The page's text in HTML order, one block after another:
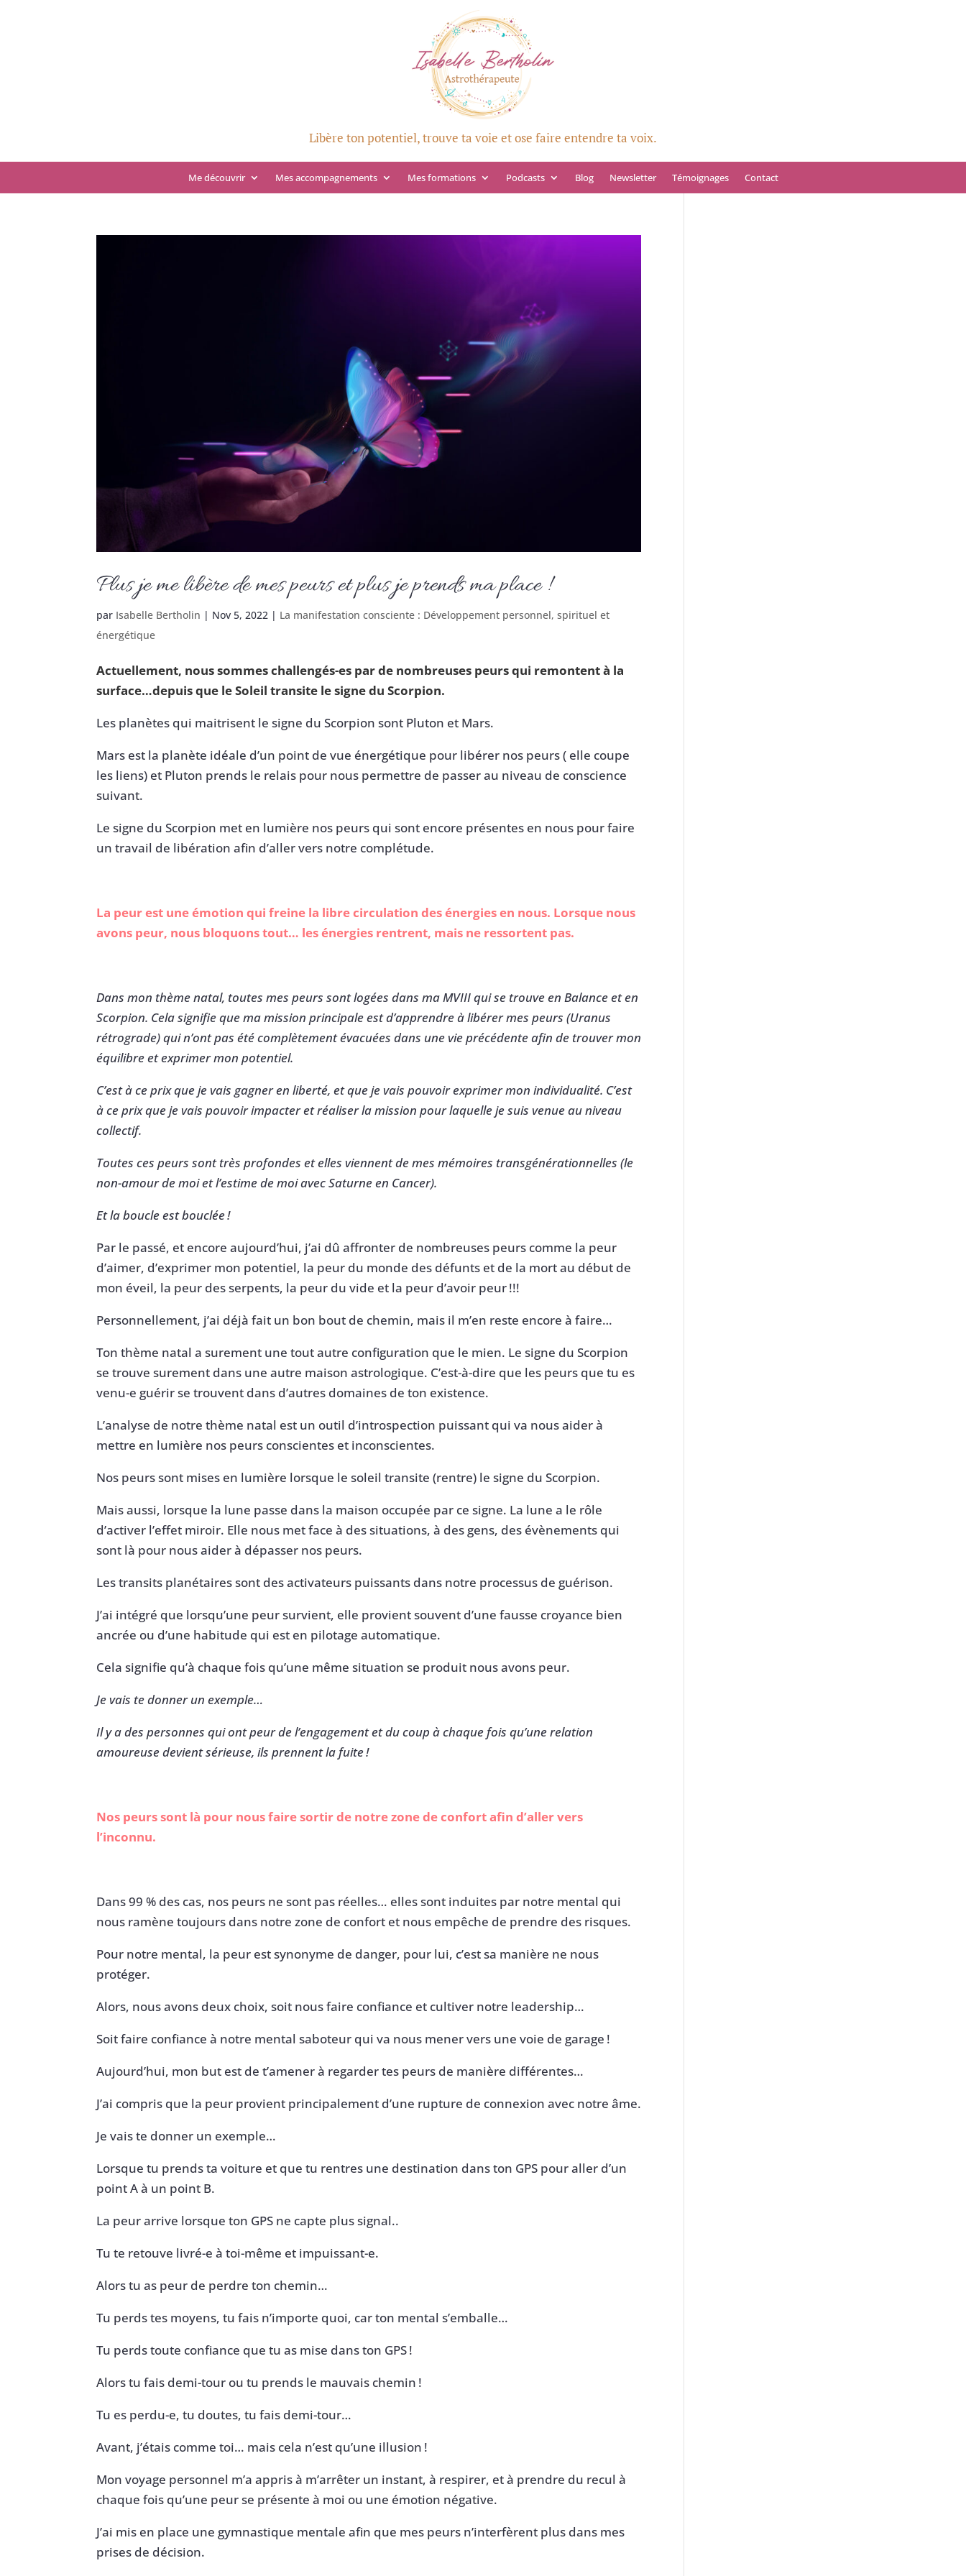
Libère ton potentiel, trouve ta voie et ose faire entendre ta voix.
Me découvrir Mes accompagnements Mes formations Podcasts Blog Newsletter Témoignages Contact
Plus je me libère de mes peurs et plus je prends ma place !
par Isabelle Bertholin | Nov 5, 2022 | La manifestation consciente : Développement personnel, spirituel et
énergétique
Actuellement, nous sommes challengés-es par de nombreuses peurs qui remontent à la
surface…depuis que le Soleil transite le signe du Scorpion.
Les planètes qui maitrisent le signe du Scorpion sont Pluton et Mars.
Mars est la planète idéale d’un point de vue énergétique pour libérer nos peurs ( elle coupe
les liens) et Pluton prends le relais pour nous permettre de passer au niveau de conscience
suivant.
Le signe du Scorpion met en lumière nos peurs qui sont encore présentes en nous pour faire
un travail de libération afin d’aller vers notre complétude.
La peur est une émotion qui freine la libre circulation des énergies en nous. Lorsque nous
avons peur, nous bloquons tout… les énergies rentrent, mais ne ressortent pas.
Dans mon thème natal, toutes mes peurs sont logées dans ma MVIII qui se trouve en Balance et en
Scorpion. Cela signifie que ma mission principale est d’apprendre à libérer mes peurs (Uranus
rétrograde) qui n’ont pas été complètement évacuées dans une vie précédente afin de trouver mon
équilibre et exprimer mon potentiel.
C’est à ce prix que je vais gagner en liberté, et que je vais pouvoir exprimer mon individualité. C’est
à ce prix que je vais pouvoir impacter et réaliser la mission pour laquelle je suis venue au niveau
collectif.
Toutes ces peurs sont très profondes et elles viennent de mes mémoires transgénérationnelles (le
non-amour de moi et l’estime de moi avec Saturne en Cancer).
Et la boucle est bouclée !
Par le passé, et encore aujourd’hui, j’ai dû affronter de nombreuses peurs comme la peur
d’aimer, d’exprimer mon potentiel, la peur du monde des défunts et de la mort au début de
mon éveil, la peur des serpents, la peur du vide et la peur d’avoir peur !!!
Personnellement, j’ai déjà fait un bon bout de chemin, mais il m’en reste encore à faire…
Ton thème natal a surement une tout autre configuration que le mien. Le signe du Scorpion
se trouve surement dans une autre maison astrologique. C’est-à-dire que les peurs que tu es
venu-e guérir se trouvent dans d’autres domaines de ton existence.
L’analyse de notre thème natal est un outil d’introspection puissant qui va nous aider à
mettre en lumière nos peurs conscientes et inconscientes.
Nos peurs sont mises en lumière lorsque le soleil transite (rentre) le signe du Scorpion.
Mais aussi, lorsque la lune passe dans la maison occupée par ce signe. La lune a le rôle
d’activer l’effet miroir. Elle nous met face à des situations, à des gens, des évènements qui
sont là pour nous aider à dépasser nos peurs.
Les transits planétaires sont des activateurs puissants dans notre processus de guérison.
J’ai intégré que lorsqu’une peur survient, elle provient souvent d’une fausse croyance bien
ancrée ou d’une habitude qui est en pilotage automatique.
Cela signifie qu’à chaque fois qu’une même situation se produit nous avons peur.
Je vais te donner un exemple…
Il y a des personnes qui ont peur de l’engagement et du coup à chaque fois qu’une relation
amoureuse devient sérieuse, ils prennent la fuite!
Nos peurs sont là pour nous faire sortir de notre zone de confort afin d’aller vers
l’inconnu.
Dans 99 % des cas, nos peurs ne sont pas réelles… elles sont induites par notre mental qui
nous ramène toujours dans notre zone de confort et nous empêche de prendre des risques.
Pour notre mental, la peur est synonyme de danger, pour lui, c’est sa manière ne nous
protéger.
Alors, nous avons deux choix, soit nous faire confiance et cultiver notre leadership…
Soit faire confiance à notre mental saboteur qui va nous mener vers une voie de garage !
Aujourd’hui, mon but est de t’amener à regarder tes peurs de manière différentes…
J’ai compris que la peur provient principalement d’une rupture de connexion avec notre âme.
Je vais te donner un exemple…
Lorsque tu prends ta voiture et que tu rentres une destination dans ton GPS pour aller d’un
point A à un point B.
La peur arrive lorsque ton GPS ne capte plus signal..
Tu te retouve livré-e à toi-même et impuissant-e.
Alors tu as peur de perdre ton chemin…
Tu perds tes moyens, tu fais n’importe quoi, car ton mental s’emballe…
Tu perds toute confiance que tu as mise dans ton GPS !
Alors tu fais demi-tour ou tu prends le mauvais chemin !
Tu es perdu-e, tu doutes, tu fais demi-tour…
Avant, j’étais comme toi… mais cela n’est qu’une illusion !
Mon voyage personnel m’a appris à m’arrêter un instant, à respirer, et à prendre du recul à
chaque fois qu’une peur se présente à moi ou une émotion négative.
J’ai mis en place une gymnastique mentale afin que mes peurs n’interfèrent plus dans mes
prises de décision.